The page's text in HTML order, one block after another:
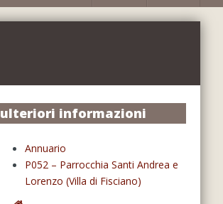
ulteriori informazioni
Annuario
P052 – Parrocchia Santi Andrea e
Lorenzo (Villa di Fisciano)